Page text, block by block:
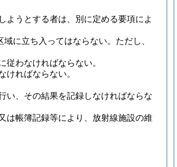
ようとする者は、別に定める要項によ
に立ち入ってはならない。 ただし、
わなければならない。
ればならない。
い、その結果を記録しなければならな
は帳簿記録等により、放射線施設の維